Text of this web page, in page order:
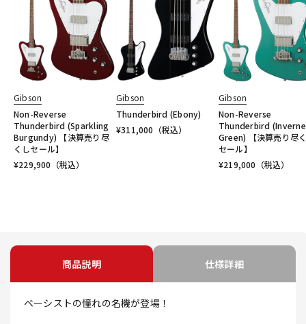
Gibson
Non-Reverse
Thunderbird (Sparkling
Burgundy) 【決算売り尽
くしセール】
¥229,900 （税込）
Gibson
Thunderbird (Ebony)
¥311,000 （税込）
Gibson
Non-Reverse
Thunderbird
Green) 【決算売り尽
セール】
¥219,000 （税込）
商品説明 仕様詳細
ベーシストの憧れの名機が登場！